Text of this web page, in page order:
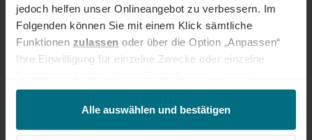
jedoch helfen unser Onlineangebot zu verbessern. Im
Folgenden können Sie mit einem Klick sämtliche
Funktionen zulassen oder über die Option „Anpassen“
Ihre Einwilligung für einzelne Zwecke oder einzelne
jederzeit über unserenCookie-Hinweisaufrufen
und/oder nachträglich jederzeit anpassen. Weitere
Informationen erhalten Sie über unseren
Alle auswählen und bestätigen
Head of Tax & Accounting (m/w/d)
Festanstellung Lead / Management
Abtsgmünd
... 60 61 62 63 64 ...